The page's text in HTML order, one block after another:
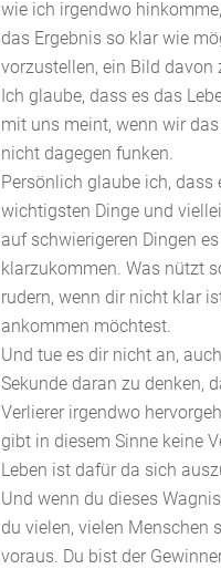
wie ich irgendwo
das Ergebnis so klar wie
vorzustellen, ein Bild davon
Ich glaube, dass es das
mit uns meint, wenn wir
nicht dagegen funken.
Persönlich glaube ich, dass
wichtigsten Dinge und
auf schwierigeren Dingen
klarzukommen. Was nützt
rudern, wenn dir nicht klar
ankommen möchtest.
Und tue es dir nicht an,
Sekunde daran zu denken,
Verlierer irgendwo
gibt in diesem Sinne keine
Leben ist dafür da sich
Und wenn du dieses
du vielen, vielen Menschen
voraus. Du bist der